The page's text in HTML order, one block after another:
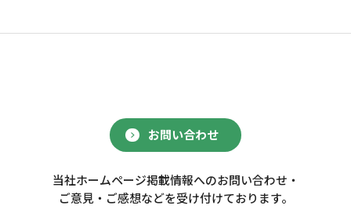
お問い合わせ
当社ホームページ掲載情報へのお問い合わせ・
ご意見・ご感想などを受け付けております。